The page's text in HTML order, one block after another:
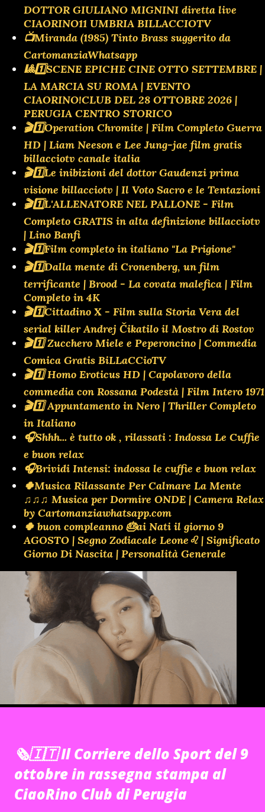
DOTTOR GIULIANO MIGNINI diretta live
CIAORINO11 UMBRIA BILLACCIOTV
📺Miranda (1985) Tinto Brass suggerito da
CartomanziaWhatsapp
🎱1️⃣SCENE EPICHE CINE OTTO SETTEMBRE |
LA MARCIA SU ROMA | EVENTO
CIAORINO!CLUB DEL 28 OTTOBRE 2026 |
PERUGIA CENTRO STORICO
🎬1️⃣Operation Chromite | Film Completo Guerra
HD | Liam Neeson e Lee Jung-jae film gratis
billacciotv canale italia
🎬1️⃣Le inibizioni del dottor Gaudenzi prima
visione billacciotv | Il Voto Sacro e le Tentazioni
🎬1️⃣L'ALLENATORE NEL PALLONE - Film
Completo GRATIS in alta definizione billacciotv
| Lino Banfi
🎬1️⃣Film completo in italiano "La Prigione"
🎬1️⃣Dalla mente di Cronenberg, un film
terrificante | Brood - La covata malefica | Film
Completo in 4K
🎬1️⃣Cittadino X - Film sulla Storia Vera del
serial killer Andrej Čikatilo il Mostro di Rostov
🎬1️⃣ Zucchero Miele e Peperoncino | Commedia
Comica Gratis BiLLaCCioTV
🎬1️⃣ Homo Eroticus HD | Capolavoro della
commedia con Rossana Podestà | Film Intero 1971
🎬1️⃣ Appuntamento in Nero | Thriller Completo
in Italiano
🎧Shhh... è tutto ok , rilassati : Indossa Le Cuffie
e buon relax
🎧Brividi Intensi: indossa le cuffie e buon relax
🍀Musica Rilassante Per Calmare La Mente
♫♫♫ Musica per Dormire ONDE | Camera Relax
by Cartomanziawhatsapp.com
🍀 buon compleanno 🎂ai Nati il giorno 9
AGOSTO | Segno Zodiacale Leone♌ | Significato
Giorno Di Nascita | Personalità Generale
🗞️🇮🇹 Il Corriere dello Sport del 9
ottobre in rassegna stampa al
CiaoRino Club di Perugia